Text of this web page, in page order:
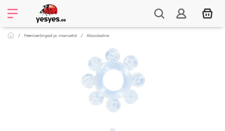
Peeniserõngad ja -mansetid Klassikaline